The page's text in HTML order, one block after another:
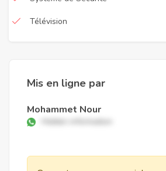
Télévision
Mis en ligne par
Mohammet Nour
Hidden information